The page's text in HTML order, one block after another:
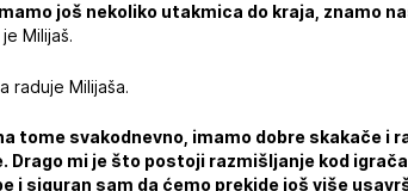
još nekoliko utakmica do kraja, znamo
Milijaš.
raduje Milijaša.
tome svakodnevno, imamo dobre skakače i
Drago mi je što postoji razmišljanje kod
i siguran sam da ćemo prekide još više